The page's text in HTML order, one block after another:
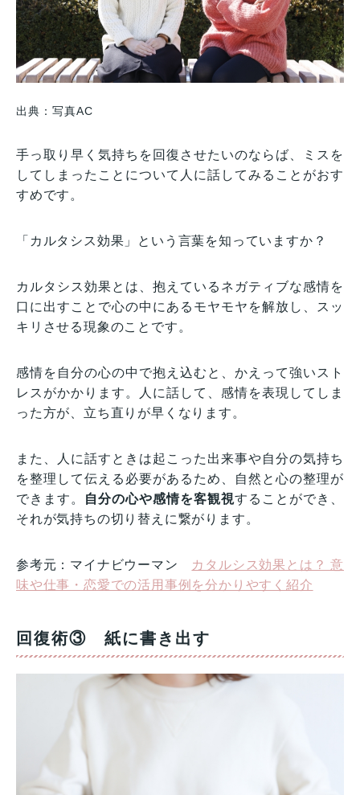
出典：写真AC
手っ取り早く気持ちを回復させたいのならば、ミスを
してしまったことについて人に話してみることがおす
すめです。
「カルタシス効果」という言葉を知っていますか？
カルタシス効果とは、抱えているネガティブな感情を
口に出すことで心の中にあるモヤモヤを解放し、スッ
キリさせる現象のことです。
感情を自分の心の中で抱え込むと、かえって強いスト
レスがかかります。人に話して、感情を表現してしま
った方が、立ち直りが早くなります。
また、人に話すときは起こった出来事や自分の気持ち
を整理して伝える必要があるため、自然と心の整理が
できます。
自分の心や感情を客観視することができ、
それが気持ちの切り替えに繋がります。
参考元：マイナビウーマン カタルシス効果とは？ 意
味や仕事・恋愛での活用事例を分かりやすく紹介
回復術③ 紙に書き出す